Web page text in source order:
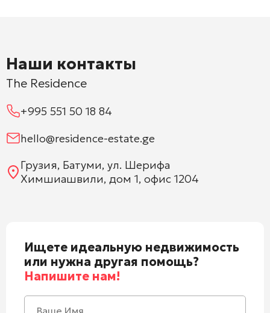
Наши контакты
The Residence
+995 551 50 18 84
hello@residence-estate.ge
Грузия, Батуми, ул. Шерифа
Химшиашвили, дом 1, офис 1204
Ищете идеальную недвижимость
или нужна другая помощь?
Напишите нам!